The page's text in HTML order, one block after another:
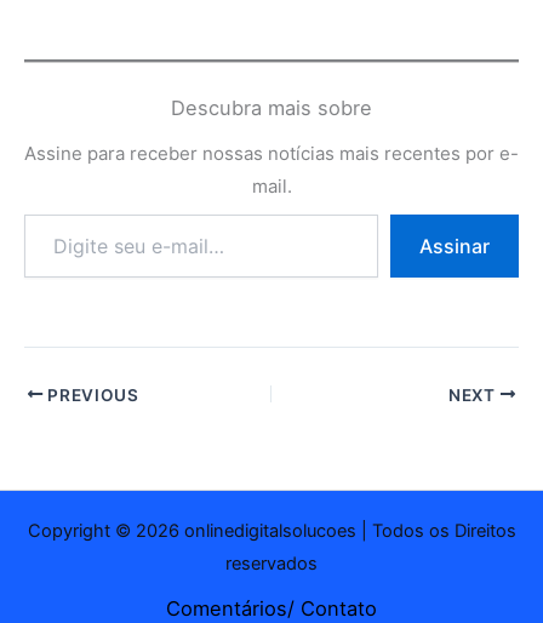
Descubra mais sobre
Assine para receber nossas notícias mais recentes por e-
mail.
e-
Assinar
PREVIOUS NEXT
Copyright © 2026 onlinedigitalsolucoes | Todos os Direitos
reservados
Comentários/ Contato